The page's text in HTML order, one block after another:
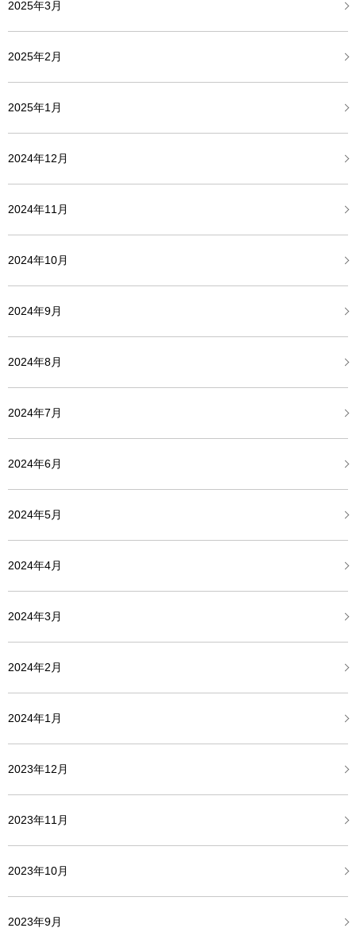
2025年3月
2025年2月
2025年1月
2024年12月
2024年11月
2024年10月
2024年9月
2024年8月
2024年7月
2024年6月
2024年5月
2024年4月
2024年3月
2024年2月
2024年1月
2023年12月
2023年11月
2023年10月
2023年9月